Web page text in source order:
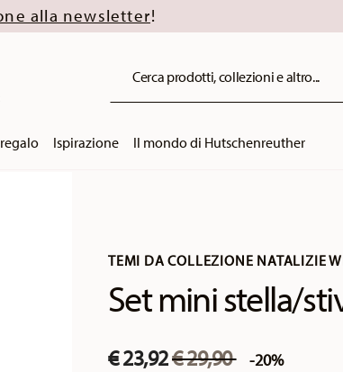
alla newsletter!
Cerca prodotti, collezioni e altro...
Ispirazione Il mondo di Hutschenreuther
TEMI DA COLLEZIONE NATALIZIE
Set mini stella/
€ 23,92Price reduced from
€ 29,90to-20%